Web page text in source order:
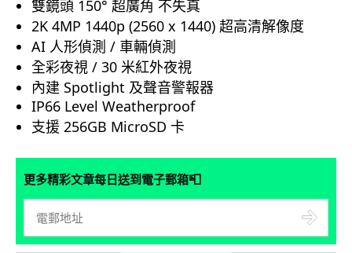
雙鏡頭 150° 超廣角 不失真
2K 4MP 1440p (2560 x 1440) 超高清解像度
AI 人形偵測 / 車輛偵測
全彩夜視 / 30 米紅外夜視
內建 Spotlight 及聲音警報器
IP66 Level Weatherproof
支援 256GB MicroSD 卡
更多精彩文章每日送到電子郵箱📮